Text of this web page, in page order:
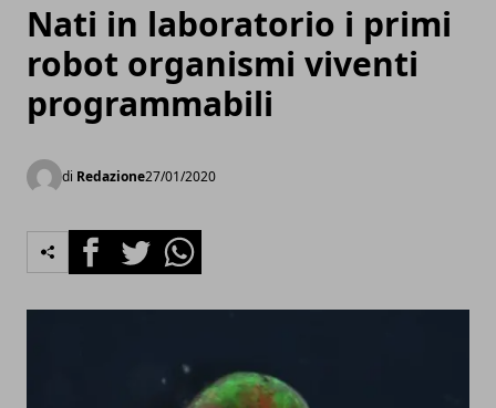
Nati in laboratorio i primi
robot organismi viventi
programmabili
di Redazione27/01/2020
FacebookTwitterWhatsapp